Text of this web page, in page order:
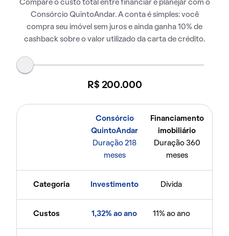
Compare o custo total entre financiar e planejar com o
Consórcio QuintoAndar. A conta é simples: você
compra seu imóvel sem juros e ainda ganha 10% de
cashback sobre o valor utilizado da carta de crédito.
R$ 200.000
Consórcio
QuintoAndar
Duração 218
meses
Financiamento
imobiliário
Duração 360
meses
Categoria Investimento Dívida
Custos 1,32% ao ano 11% ao ano